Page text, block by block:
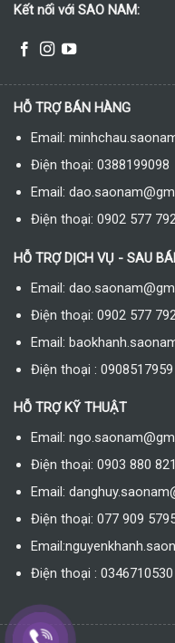
Kết nối với SAO NAM:
HỖ TRỢ BÁN HÀNG
Email:
Điện thoại: 0388199098
Email:
Điện thoại: 0902 577
HỖ TRỢ DỊCH VỤ - SAU
Email:
Điện thoại: 0902 577 792
Email:
Điện thoại : 0908517959
HỖ TRỢ KỸ THUẬT
Email:
Điện thoại: 0903 880 821
Email:
Điện thoại: 077 909
Điện thoại : 0346710530